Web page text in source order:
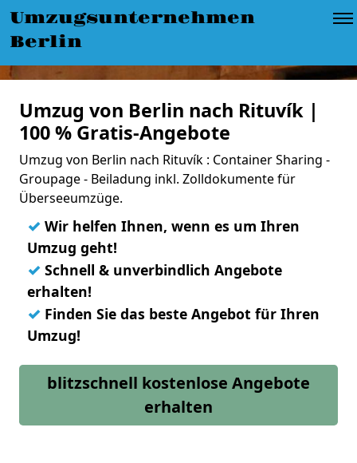
Umzugsunternehmen
Berlin
Umzug von Berlin nach Rituvík |
100 % Gratis-Angebote
Umzug von Berlin nach Rituvík : Container Sharing -
Groupage - Beiladung inkl. Zolldokumente für
Überseeumzüge.
✓ Wir helfen Ihnen, wenn es um Ihren
Umzug geht!
✓ Schnell & unverbindlich Angebote
erhalten!
✓ Finden Sie das beste Angebot für Ihren
Umzug!
blitzschnell kostenlose Angebote
erhalten